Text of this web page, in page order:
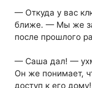
— Откуда у вас
ближе. — Мы же
после прошлого
— Саша дал! —
Он же понимает,
доступ к его дому!